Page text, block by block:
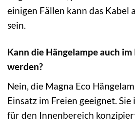
einigen Fällen kann das Kabel
sein.
Kann die Hängelampe auch
werden?
Nein, die Magna Eco
Einsatz im Freien geeignet.
für den Innenbereich